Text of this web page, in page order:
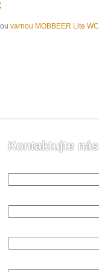
varnou MOBBEER Lite WC
Kontaktujte nás